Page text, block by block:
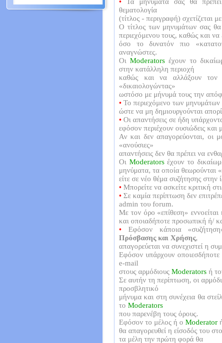
θεματολογία
(τίτλος - περιγραφή) σχετίζεται
Ο τίτλος των μηνυμάτων σας θα
περιεχόμενου τους, καθώς και να
όσο το δυνατόν πιο
αναγνώστες.
ΟιModeratorsέχουν το
στην κατάλληλη περιοχή
καθώς και να αλλάξουν τον
«δικαιολογώντας»
ωστόσο με μήνυμά τους την
• Το περιεχόμενο των μηνυμάτων
ώστε να μη δημιουργούνται
• Οι απαντήσεις σε ήδη
εφόσον περιέχουν ουσιώδεις
Αν και δεν απαγορεύονται, οι
«ανούσιες»
απαντήσεις δεν θα πρέπει να
Οι Moderatorsέχουν το
μηνύματα, τα οποία θεωρούνται
είτε σε νέο θέμα συζήτησης στην
• Μπορείτε να ασκείτε κριτική
• Σε καμία περίπτωση δεν
admin του forum.
Με τον όρο «επίθεση»
και οποιαδήποτε προσωπική ή/
• Εφόσον κάποια
Πρόσβασης και Χρήσης,
απαγορεύεται να συνεχιστεί η
Εφόσον υπάρχουν οποιεσδήποτε
e-mail
στους αρμόδιους Moderators ή
Σε αυτήν τη περίπτωση, οι
προσβλητικό
μήνυμα και στη συνέχεια θα
το Moderators
που παρενέβη τους όρους.
Εφόσον το μέλος ή ο Moderator
θα απαγορευθεί η είσοδός του
τα μέλη την πρώτη φορά θα